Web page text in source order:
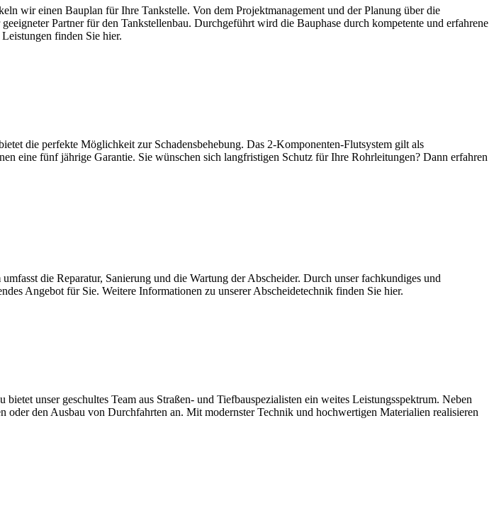
wir einen Bauplan für Ihre Tankstelle. Von dem Projektmanagement und der Planung über die
Partner für den Tankstellenbau. Durchgeführt wird die Bauphase durch kompetente und erfahrene
finden Sie hier.
die perfekte Möglichkeit zur Schadensbehebung. Das 2-Komponenten-Flutsystem gilt als
eine fünf jährige Garantie. Sie wünschen sich langfristigen Schutz für Ihre Rohrleitungen? Dann erfahren
die Reparatur, Sanierung und die Wartung der Abscheider. Durch unser fachkundiges und
Angebot für Sie. Weitere Informationen zu unserer Abscheidetechnik finden Sie hier.
unser geschultes Team aus Straßen- und Tiefbauspezialisten ein weites Leistungsspektrum. Neben
den Ausbau von Durchfahrten an. Mit modernster Technik und hochwertigen Materialien realisieren